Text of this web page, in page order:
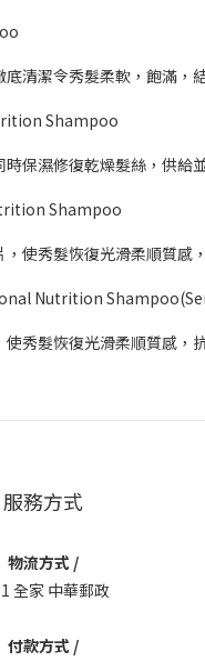
清潔令秀髮柔軟，飽滿，
Shampoo
保濕修復乾燥髮絲，供給
Shampoo
使秀髮恢復光滑柔順質感
Nutrition
秀髮恢復光滑柔順質感，
服務方式
物流方式 /
全家 中華郵政
付款方式 /